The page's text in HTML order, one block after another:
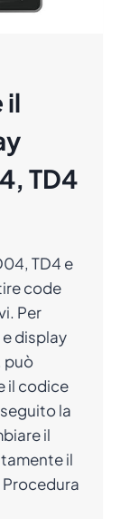
il
TD4
TD4 e
code
Per
display
può
il codice
la
il
il